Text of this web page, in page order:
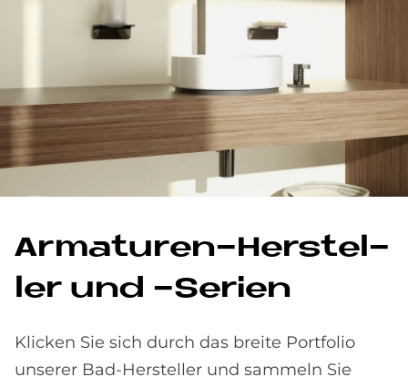
Ar­ma­tu­ren-Her­stel­
ler und -Se­ri­en
Klicken Sie sich durch das breite Portfolio
unserer Bad-Hersteller und sammeln Sie